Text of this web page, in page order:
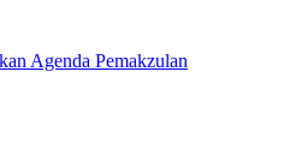
Agenda Pemakzulan